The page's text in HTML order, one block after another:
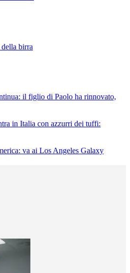
birra
il figlio di Paolo ha rinnovato,
in Italia con azzurri dei tuffi:
va ai Los Angeles Galaxy